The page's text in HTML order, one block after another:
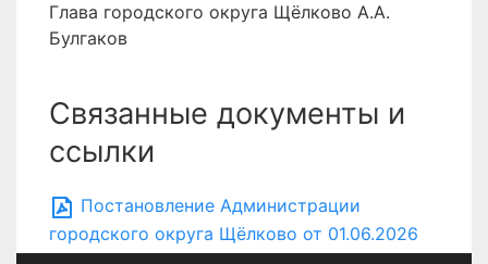
Глава городского округа Щёлково А.А.
Булгаков
Связанные документы и
ссылки
Постановление Администрации
городского округа Щёлково от 01.06.2026
№ 1829